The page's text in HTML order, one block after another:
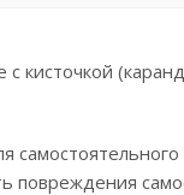
с кисточкой
повреждения